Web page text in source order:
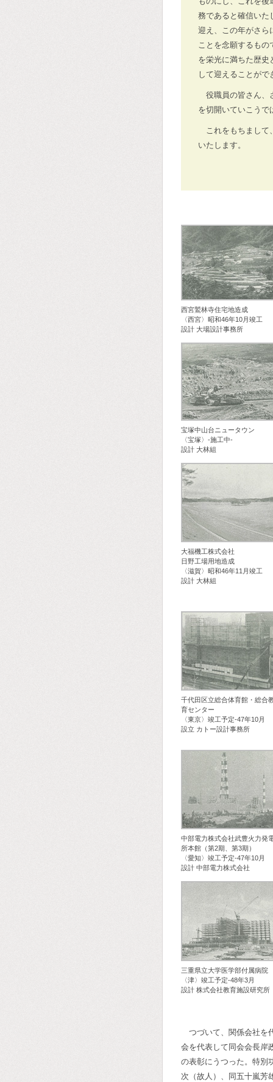
務であると確信いた
迎え、この年がさら
ことを念願するもの
を栄光に満ちた歴史
して迎えることが
役職員の皆さん、
を切開いていこうで
これをもちまして
いたします。
西宮鷲林寺住宅地造成
〈西宮〉昭和46年10月竣工
設計 大場設計事務所
宝塚中山台ニュータウン
〈宝塚〉-施工中-
設計 大林組
大福機工株式会社
日野工場用地造成
〈滋賀〉昭和46年11月竣工
設計 大林組
千代田区立総合体育館・総合
育センター
〈東京〉竣工予定-47年10月
設立 カトー設計事務所
中部電力株式会社武豊火力発
所本館（第2期、第3期）
〈愛知〉竣工予定-47年10月
設計 中部電力株式会社
三重県立大学医学部付属病院
〈津〉竣工予定-48年3月
設計 株式会社教育施設研究所
つづいて、関係会社を
会を代表して同会会長岸
の表彰にうつった。特別
次（故人）、同五十嵐芳